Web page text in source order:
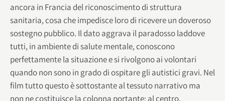
ancora in Francia del riconoscimento di struttura
sanitaria, cosa che impedisce loro di ricevere un doveroso
sostegno pubblico. Il dato aggrava il paradosso laddove
tutti, in ambiente di salute mentale, conoscono
perfettamente la situazione e si rivolgono ai volontari
quando non sono in grado di ospitare gli autistici gravi. Nel
film tutto questo è sottostante al tessuto narrativo ma
non ne costituisce la colonna portante: al centro,